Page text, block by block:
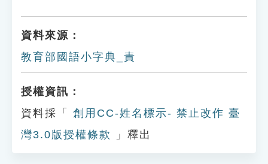
資料來源：
教育部國語小字典_責
授權資訊：
資料採「
創用CC-姓名標示- 禁止改作 臺
灣3.0版授權條款
」釋出